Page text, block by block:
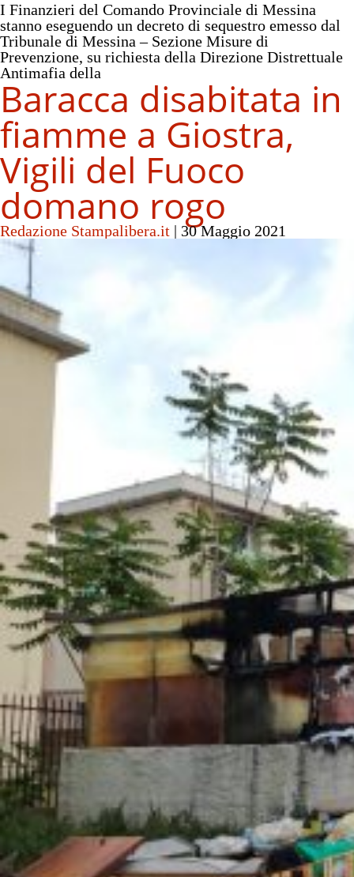
I Finanzieri del Comando Provinciale di Messina
stanno eseguendo un decreto di sequestro emesso dal
Tribunale di Messina – Sezione Misure di
Prevenzione, su richiesta della Direzione Distrettuale
Antimafia della
Baracca disabitata in
fiamme a Giostra,
Vigili del Fuoco
domano rogo
Redazione Stampalibera.it | 30 Maggio 2021